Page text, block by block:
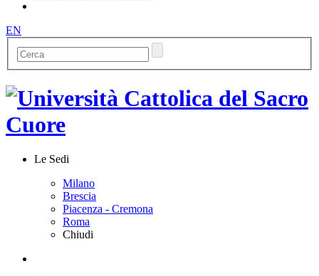
EN
Le Sedi
Milano
Brescia
Piacenza - Cremona
Roma
Chiudi